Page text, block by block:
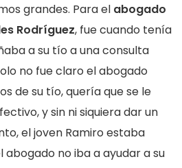
grandes. Para el abogado
Rodríguez, fue cuando tenía
a su tío a una consulta
no fue claro el abogado
de su tío, quería que se le
y sin ni siquiera dar un
el joven Ramiro estaba
no iba a ayudar a su